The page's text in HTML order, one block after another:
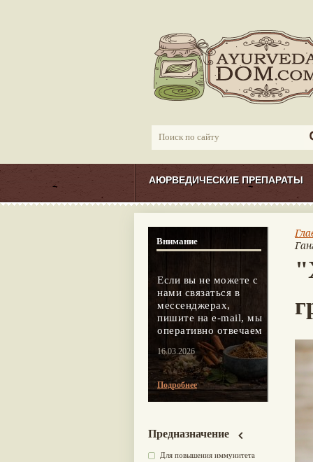
АЮРВЕДИЧЕСКИЕ ПРЕПАРАТЫ
Внимание
Если вы не можете с
нами связаться в
мессенджерах,
пишите на e-mail, мы
оперативно отвечаем
16.03.2026
Подробнее
Предназначение
Для повышения иммунитета